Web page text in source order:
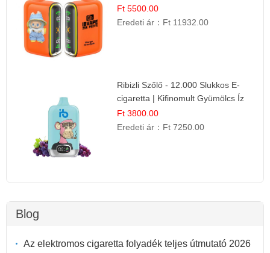
Ízélmény
Ft 5500.00
Eredeti ár： Ft 11932.00
Ribizli Szőlő - 12.000 Slukkos E-
cigaretta | Kifinomult Gyümölcs Íz
Ft 3800.00
Eredeti ár： Ft 7250.00
Blog
Az elektromos cigaretta folyadék teljes útmutató 2026